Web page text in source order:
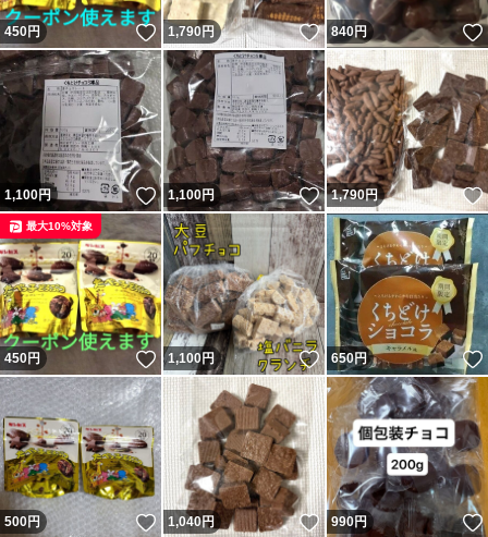
450円 いいね！
1,790円 いいね！
840円
1,100円 いいね！
1,100円 いいね！
1,790円
450円 いいね！
最大10%対象
1,100円 いいね！
650円
500円 いいね！
1,040円 いいね！
990円